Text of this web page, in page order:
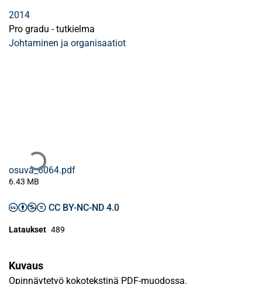
2014
Pro gradu - tutkielma
Johtaminen ja organisaatiot
Ladataan...
osuva_6064.pdf
6.43 MB
CC BY-NC-ND 4.0
Lataukset 489
Kuvaus
Opinnäytetyö kokotekstinä PDF-muodossa.